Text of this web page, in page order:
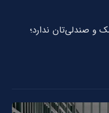
و صندلی‌تان ندارد؛